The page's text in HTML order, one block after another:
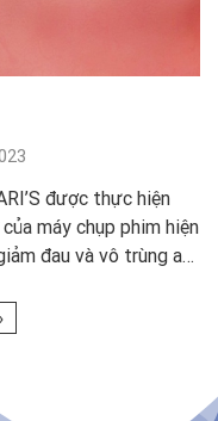
được thực hiện
máy chụp phim hiện
đau và vô trùng an